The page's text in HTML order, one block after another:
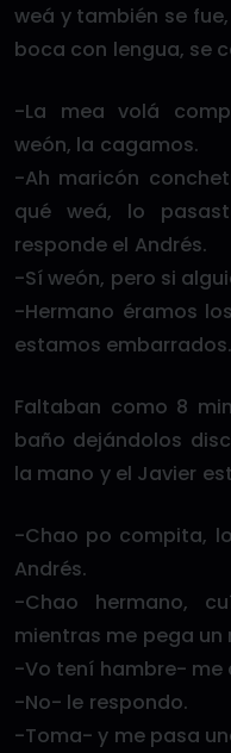
weá y también se
boca con lengua, se
-La mea volá
weón, la cagamos.
-Ah maricón
qué weá, lo
responde el Andrés.
-Sí weón, pero si
-Hermano éramos
estamos embarrados.
Faltaban como 8
baño dejándolos
la mano y el Javier
-Chao po compita,
Andrés.
-Chao hermano,
mientras me pega un
-Vo tení hambre- me
-No- le respondo.
-Toma- y me pasa